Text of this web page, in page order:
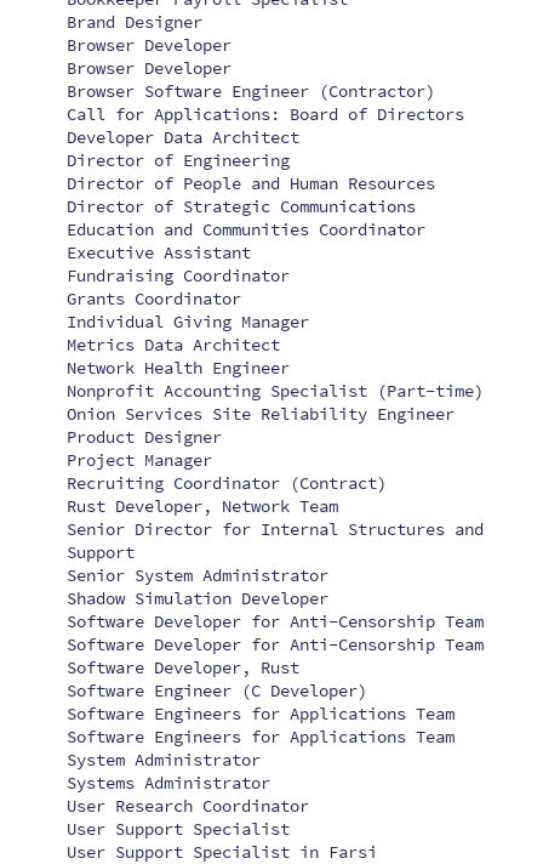
Brand Designer
Browser Developer
Browser Developer
Browser Software Engineer (Contractor)
Call for Applications: Board of Directors
Developer Data Architect
Director of Engineering
Director of People and Human Resources
Director of Strategic Communications
Education and Communities Coordinator
Executive Assistant
Fundraising Coordinator
Grants Coordinator
Individual Giving Manager
Metrics Data Architect
Network Health Engineer
Nonprofit Accounting Specialist (Part-time)
Onion Services Site Reliability Engineer
Product Designer
Project Manager
Recruiting Coordinator (Contract)
Rust Developer, Network Team
Senior Director for Internal Structures and
Support
Senior System Administrator
Shadow Simulation Developer
Software Developer for Anti-Censorship Team
Software Developer for Anti-Censorship Team
Software Developer, Rust
Software Engineer (C Developer)
Software Engineers for Applications Team
Software Engineers for Applications Team
System Administrator
Systems Administrator
User Research Coordinator
User Support Specialist
User Support Specialist in Farsi